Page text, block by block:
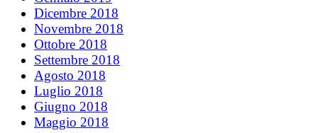
Dicembre 2018
Novembre 2018
Ottobre 2018
Settembre 2018
Agosto 2018
Luglio 2018
Giugno 2018
Maggio 2018